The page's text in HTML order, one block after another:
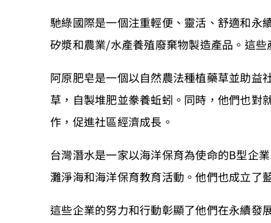
馳綠國際是一個注重輕便、靈活、舒適和永
矽漿和農業/水產養殖廢棄物製造產品。這
阿原肥皂是一個以自然農法種植藥草並助益
草，自製堆肥並豢養蚯蚓。同時，他們也對
作，促進社區經濟成長。
台灣潛水是一家以海洋保育為使命的B型企
灘淨海和海洋保育教育活動。他們也成立了
這些企業的努力和行動彰顯了他們在永續發